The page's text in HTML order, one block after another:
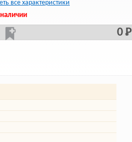
все характеристики
0 Р